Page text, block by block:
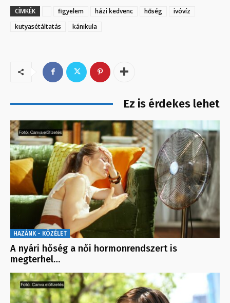
CÍMKÉK figyelem házi kedvenc hőség
ivóvíz
kutyasétáltatás
kánikula
Ez is érdekes lehet
HAZÁNK - KÖZÉLET
A nyári hőség a női hormonrendszert is
megterhel…